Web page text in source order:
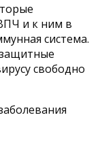
и к ним в
система.
свободно